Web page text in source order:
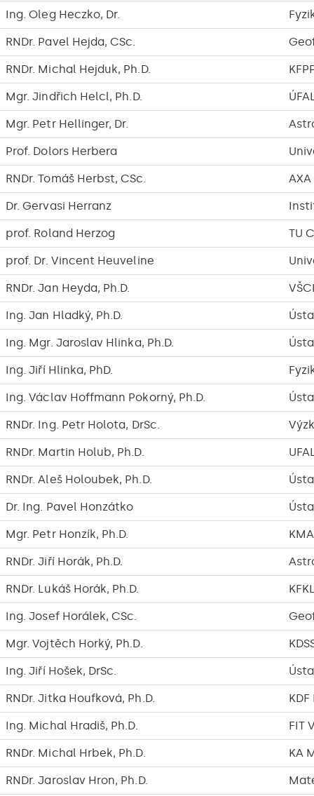
Ing. Oleg Heczko, Dr.
RNDr. Pavel Hejda, CSc.
RNDr. Michal Hejduk, Ph.D.
Mgr. Jindřich Helcl, Ph.D.
Mgr. Petr Hellinger, Dr.
Prof. Dolors Herbera
RNDr. Tomáš Herbst, CSc.
Dr. Gervasi Herranz
prof. Roland Herzog TU
prof. Dr. Vincent Heuveline
RNDr. Jan Heyda, Ph.D.
Ing. Jan Hladký, Ph.D.
Ing. Mgr. Jaroslav Hlinka, Ph.D.
Ing. Jiří Hlinka, PhD.
Ing. Václav Hoffmann Pokorný, Ph.D.
RNDr. Ing. Petr Holota, DrSc.
RNDr. Martin Holub, Ph.D.
RNDr. Aleš Holoubek, Ph.D.
Dr. Ing. Pavel Honzátko
Mgr. Petr Honzík, Ph.D.
RNDr. Jiří Horák, Ph.D.
RNDr. Lukáš Horák, Ph.D.
Ing. Josef Horálek, CSc.
Mgr. Vojtěch Horký, Ph.D.
Ing. Jiří Hošek, DrSc.
RNDr. Jitka Houfková, Ph.D. KDF
Ing. Michal Hradiš, Ph.D. FIT
RNDr. Michal Hrbek, Ph.D. KA
RNDr. Jaroslav Hron, Ph.D.